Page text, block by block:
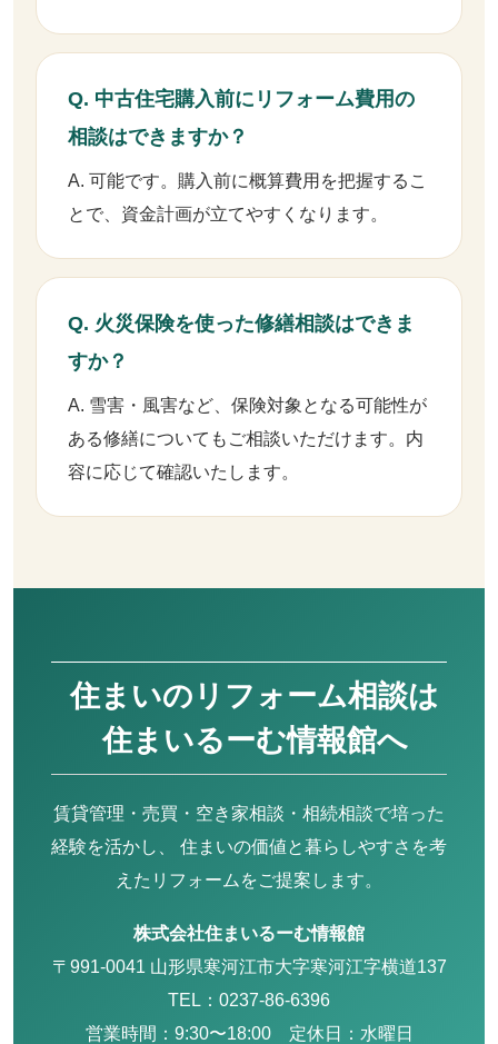
Q. 中古住宅購入前にリフォーム費用の
相談はできますか？
A. 可能です。購入前に概算費用を把握するこ
とで、資金計画が立てやすくなります。
Q. 火災保険を使った修繕相談はできま
すか？
A. 雪害・風害など、保険対象となる可能性が
ある修繕についてもご相談いただけます。内
容に応じて確認いたします。
住まいのリフォーム相談は
住まいるーむ情報館へ
賃貸管理・売買・空き家相談・相続相談で培った
経験を活かし、 住まいの価値と暮らしやすさを考
えたリフォームをご提案します。
株式会社住まいるーむ情報館
〒991-0041 山形県寒河江市大字寒河江字横道137
TEL：0237-86-6396
営業時間：9:30〜18:00 定休日：水曜日